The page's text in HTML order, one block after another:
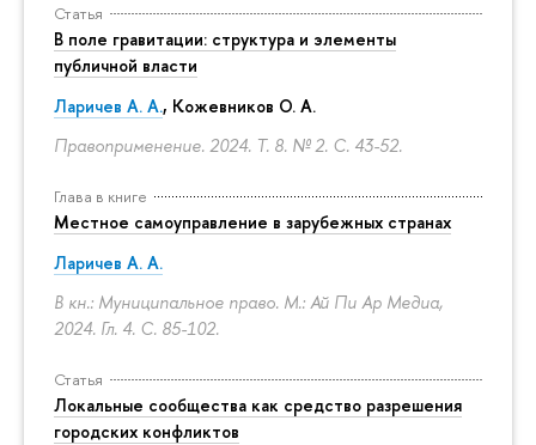
Статья
В поле гравитации: структура и элементы
публичной власти
Ларичев А. А., Кожевников О. А.
Правоприменение. 2024. Т. 8. № 2. С. 43-52.
Глава в книге
Местное самоуправление в зарубежных странах
Ларичев А. А.
В кн.: Муниципальное право. М.: Ай Пи Ар Медиа,
2024. Гл. 4. С. 85-102.
Статья
Локальные сообщества как средство разрешения
городских конфликтов